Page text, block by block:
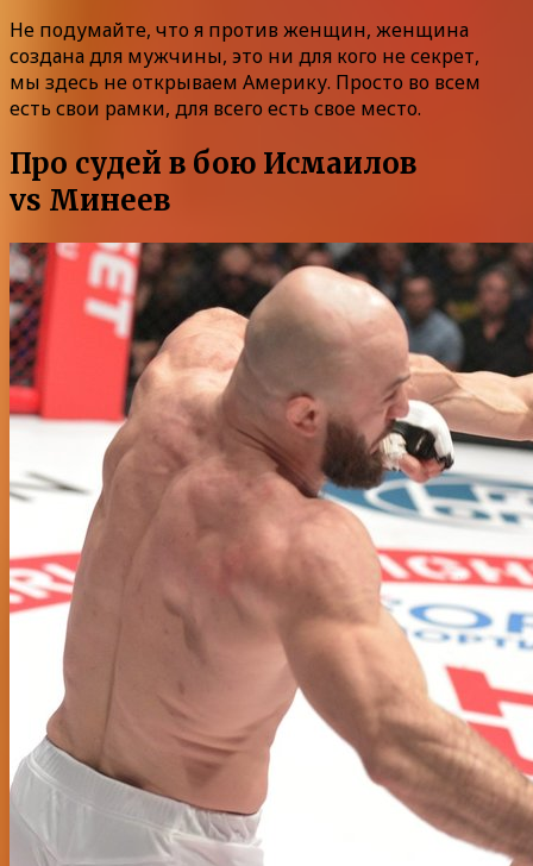
Не подумайте, что я против женщин, женщина
создана для мужчины, это ни для кого не секрет,
мы здесь не открываем Америку. Просто во всем
есть свои рамки, для всего есть свое место.
Про судей в бою Исмаилов
vs Минеев